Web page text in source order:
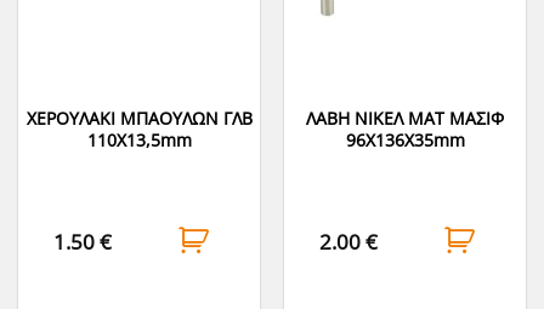
ΧΕΡΟΥΛΑΚΙ ΜΠΑΟΥΛΩΝ ΓΛΒ
110Χ13,5mm
1.50€
ΛΑΒΗ ΝΙΚΕΛ ΜΑΤ ΜΑΣΙΦ
96Χ136Χ35mm
2.00€